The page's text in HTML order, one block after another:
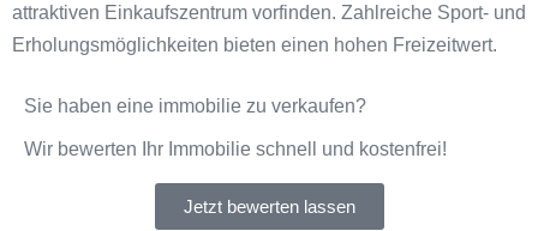
attraktiven Einkaufszentrum vorfinden. Zahlreiche Sport- und
Erholungsmöglichkeiten bieten einen hohen Freizeitwert.
Sie haben eine immobilie zu verkaufen?
Wir bewerten Ihr Immobilie schnell und kostenfrei!
Jetzt bewerten lassen